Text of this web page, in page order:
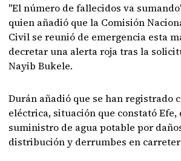
"El número de fallecidos va
quien añadió que la Comisión
Civil se reunió de emergencia esta
decretar una alerta roja tras la
Nayib Bukele.
Durán añadió que se han registrado
eléctrica, situación que constató Efe,
suministro de agua potable por
distribución y derrumbes en